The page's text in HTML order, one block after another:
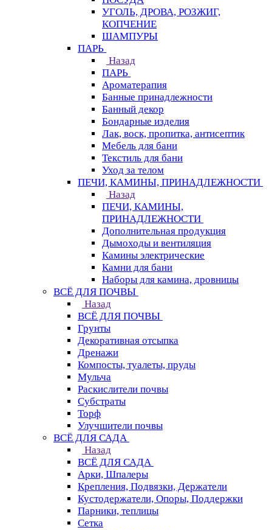
УГОЛЬ, ДРОВА, РОЗЖИГ,
КОПЧЕНИЕ
ШАМПУРЫ
ПАРЬ
Назад
ПАРЬ
Ароматерапия
Банные принадлежности
Банный декор
Бондарные изделия
Лак, воск, пропитка, антисептик
Мебель для бани
Текстиль для бани
Уход за телом
ПЕЧИ, КАМИНЫ, ПРИНАДЛЕЖНОСТИ
Назад
ПЕЧИ, КАМИНЫ,
ПРИНАДЛЕЖНОСТИ
Дополнительная продукция
Дымоходы и вентиляция
Камины электрические
Камни для бани
Наборы для камина, дровницы
ВСЁ ДЛЯ ПОЧВЫ
Назад
ВСЁ ДЛЯ ПОЧВЫ
Грунты
Декоративная отсыпка
Дренажи
Компосты, туалеты, пруды
Мульча
Раскислители почвы
Субстраты
Торф
Улучшители почвы
ВСЁ ДЛЯ САДА
Назад
ВСЁ ДЛЯ САДА
Арки, Шпалеры
Крепления, Подвязки, Держатели
Кустодержатели, Опоры, Поддержки
Парники, теплицы
Сетка